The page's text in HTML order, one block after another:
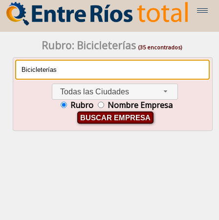
Rubro: Bicicleterías (35 encontrados)
Todas las Ciudades
Rubro Nombre Empresa
BUSCAR EMPRESA